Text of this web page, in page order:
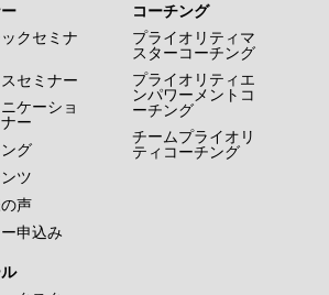
クセミナ
セミナー
ケーショ
ー
グ
ツ
声
申込み
コーチング
プライオリティマ
スターコーチング
プライオリティエ
ンパワーメントコ
ーチング
チームプライオリ
ティコーチング